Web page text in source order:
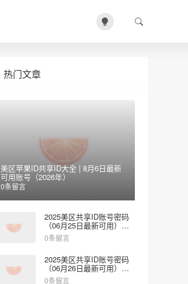
热门文章
美区苹果ID共享ID大全 | 8月6日最新
可用账号（2026年）
0条留言
2025美区共享ID账号密码
（06月25日最新可用）免
费登录App Store
0条留言
2025美区共享ID账号密码
（06月26日最新可用）免
费登录App Store
0条留言